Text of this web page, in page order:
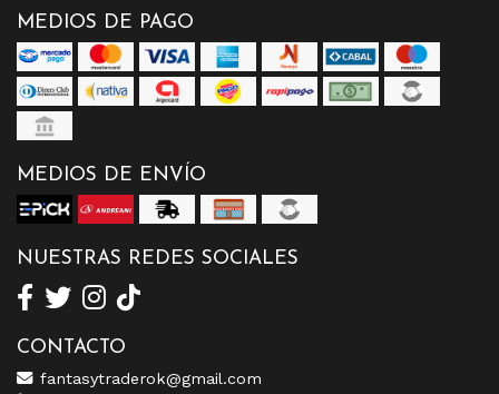
MEDIOS DE PAGO
MEDIOS DE ENVÍO
NUESTRAS REDES SOCIALES
CONTACTO
fantasytraderok@gmail.com